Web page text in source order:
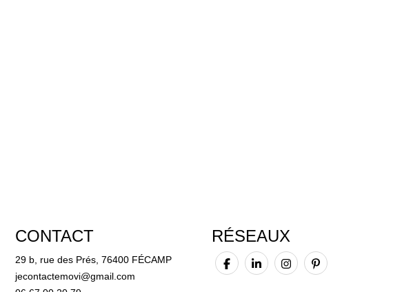
CONTACT
29 b, rue des Prés, 76400 FÉCAMP
jecontactemovi@gmail.com
RÉSEAUX